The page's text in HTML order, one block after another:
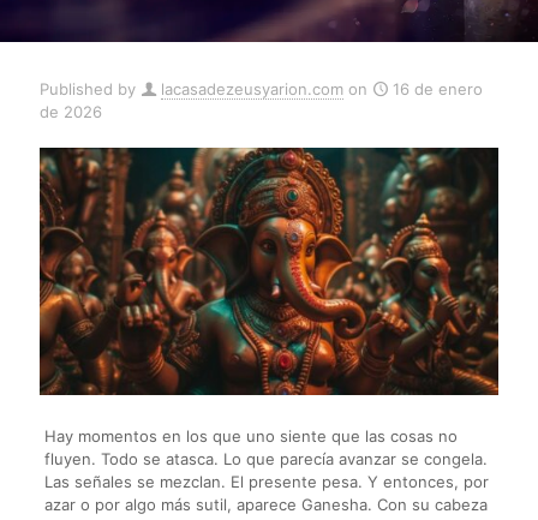
Published by lacasadezeusyarion.com on
16 de enero
de 2026
Hay momentos en los que uno siente que las cosas no
fluyen. Todo se atasca. Lo que parecía avanzar se congela.
Las señales se mezclan. El presente pesa. Y entonces, por
azar o por algo más sutil, aparece Ganesha. Con su cabeza